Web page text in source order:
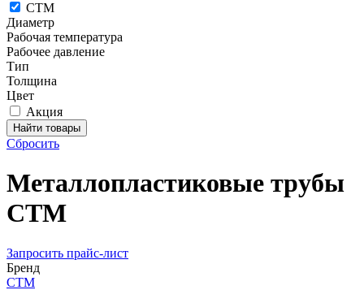
Металлопластиковые трубы
СТМ
Запросить прайс-лист
Бренд
СТМ
СТМ
Диаметр
Рабочая температура
Рабочее давление
Тип
Толщина
Цвет
Акция
Сбросить